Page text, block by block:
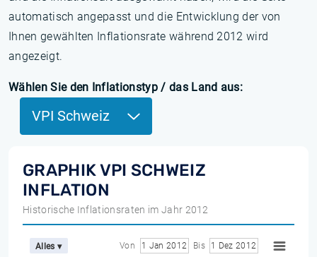
automatisch angepasst und die Entwicklung der von
Ihnen gewählten Inflationsrate während 2012 wird
angezeigt.
Wählen Sie den Inflationstyp / das Land aus:
VPI Schweiz
GRAPHIK VPI SCHWEIZ
INFLATION
Historische Inflationsraten im Jahr 2012
Alles ▾ Von 1 Jan 2012 Bis 1 Dez 2012